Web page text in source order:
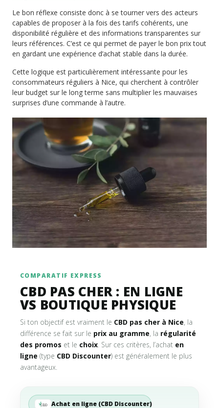
Le bon réflexe consiste donc à se tourner vers des acteurs
capables de proposer à la fois des tarifs cohérents, une
disponibilité régulière et des informations transparentes sur
leurs références. C’est ce qui permet de payer le bon prix tout
en gardant une expérience d’achat stable dans la durée.
Cette logique est particulièrement intéressante pour les
consommateurs réguliers à Nice, qui cherchent à contrôler
leur budget sur le long terme sans multiplier les mauvaises
surprises d’une commande à l’autre.
COMPARATIF EXPRESS
CBD PAS CHER : EN LIGNE
VS BOUTIQUE PHYSIQUE
Si ton objectif est vraiment le CBD pas cher à Nice, la
différence se fait sur le prix au gramme, la régularité
des promos et le choix . Sur ces critères, l’achat en
ligne (type CBD Discounter) est généralement le plus
avantageux.
Achat en ligne (CBD Discounter)